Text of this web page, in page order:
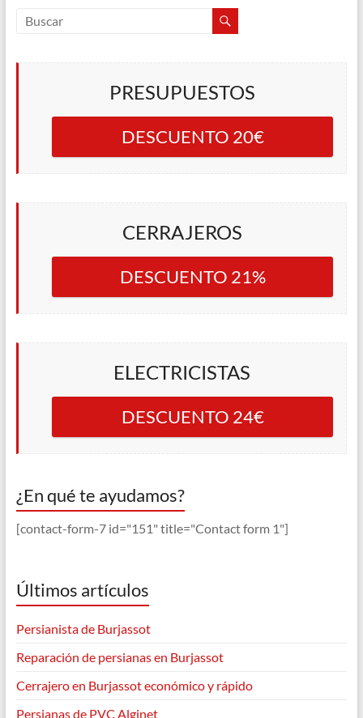
PRESUPUESTOS
DESCUENTO 20€
CERRAJEROS
DESCUENTO 21%
ELECTRICISTAS
DESCUENTO 24€
¿En qué te ayudamos?
[contact-form-7 id="151" title="Contact form 1"]
Últimos artículos
Persianista de Burjassot
Reparación de persianas en Burjassot
Cerrajero en Burjassot económico y rápido
Persianas de PVC Alginet